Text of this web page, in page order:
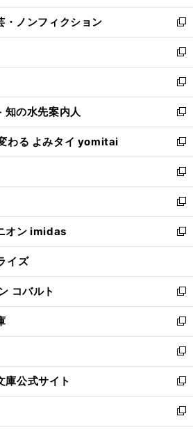
開
く
ウ
で
開
く
ン
ド
ウ
で
開
く
ウ
ィ
ン
ド
ウ
で
開
く
・ノンフィクション
新
し
い
ウ
ィ
ン
ド
ウ
で
開
く
新
し
い
ウ
ィ
ン
ド
ウ
で
開
く
新
し
い
ウ
ィ
ン
ド
ウ
で
開
く
知の水先案内人
新
し
い
ウ
ィ
ン
ド
ウ
で
開
わる よみタイ yomitai
新
し
い
ウ
ィ
ン
ド
ウ
開
く
新
し
い
ウ
ィ
ン
ウ
で
開
く
新
し
い
ウ
ン
ド
ウ
で
開
く
オン imidas
新
し
ウ
ィ
ン
ド
ウ
で
開
く
イズ
コバルト
新
し
い
ウ
ィ
ン
ド
ウ
で
開
新
し
い
ウ
ィ
ン
ド
ウ
新
し
い
ウ
ィ
ン
庫公式サイト
新
し
い
ウ
新
し